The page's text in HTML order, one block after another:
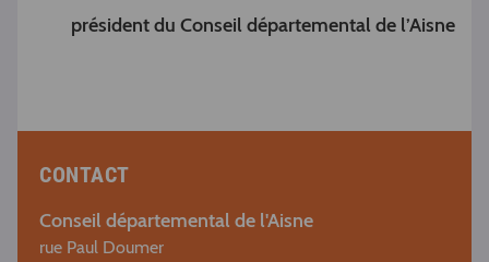
président du Conseil départemental de l’Aisne
CONTACT
Conseil départemental de l'Aisne
rue Paul Doumer